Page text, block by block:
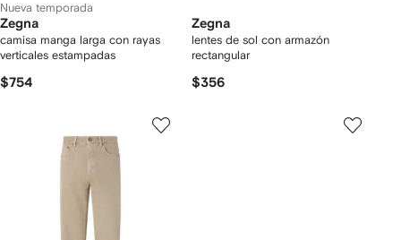
Nueva temporada
Zegna
camisa manga larga con rayas
verticales estampadas
$754
Zegna
lentes de sol con armazón
rectangular
$356